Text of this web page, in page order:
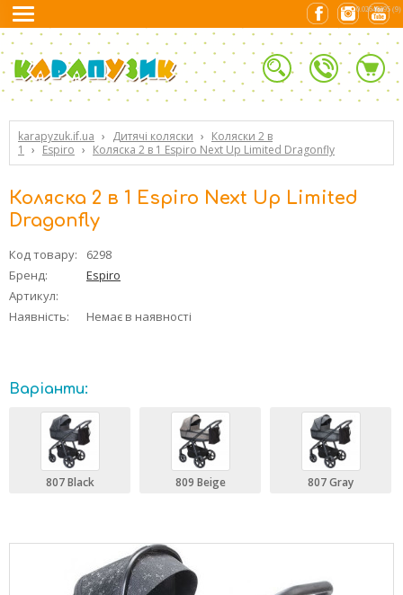
karapyzuk.if.ua › Дитячі коляски › Коляски 2 в
1
› Espiro › Коляска 2 в 1 Espiro Next Up Limited Dragonfly
Коляска 2 в 1 Espiro Next Up Limited
Dragonfly
Код товару:
6298
Бренд:
Espiro
Артикул:
Наявність:
Немає в наявності
Варіанти:
807 Black 809 Beige 807 Gray
0.02640295 (9)